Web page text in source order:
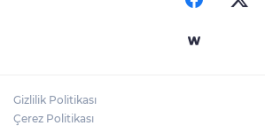
Ömer Çelik: 2 yıllık
Gizlilik Politikası
Çerez Politikası